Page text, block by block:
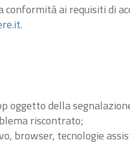
conformità ai requisiti di
.
oggetto della
riscontrato;
browser, tecnologie